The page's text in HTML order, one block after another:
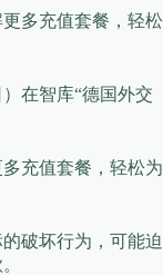
更多充值套餐，轻松
在智库“德国外交
多充值套餐，轻松为
破坏行为，可能迫